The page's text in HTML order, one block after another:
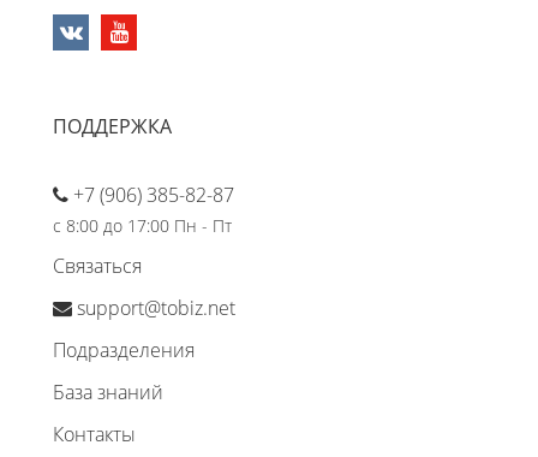
ПОДДЕРЖКА
+7 (906) 385-82-87
с 8:00 до 17:00 Пн - Пт
Связаться
support@tobiz.net
Подразделения
База знаний
Контакты